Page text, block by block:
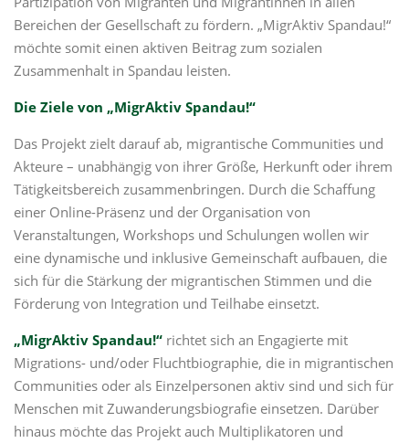
Bereichen der Gesellschaft zu fördern. „MigrAktiv Spandau!“
möchte somit einen aktiven Beitrag zum sozialen
Zusammenhalt in Spandau leisten.
Die Ziele von „MigrAktiv Spandau!“
Das Projekt zielt darauf ab, migrantische Communities und
Akteure – unabhängig von ihrer Größe, Herkunft oder ihrem
Tätigkeitsbereich zusammenbringen. Durch die Schaffung
einer Online-Präsenz und der Organisation von
Veranstaltungen, Workshops und Schulungen wollen wir
eine dynamische und inklusive Gemeinschaft aufbauen, die
sich für die Stärkung der migrantischen Stimmen und die
Förderung von Integration und Teilhabe einsetzt.
„MigrAktiv Spandau!“ richtet sich an Engagierte mit
Migrations- und/oder Fluchtbiographie, die in migrantischen
Communities oder als Einzelpersonen aktiv sind und sich für
Menschen mit Zuwanderungsbiografie einsetzen. Darüber
hinaus möchte das Projekt auch Multiplikatoren und